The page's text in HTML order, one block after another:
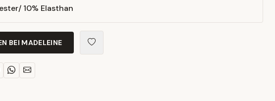
10% Elasthan
BEI MADELEINE